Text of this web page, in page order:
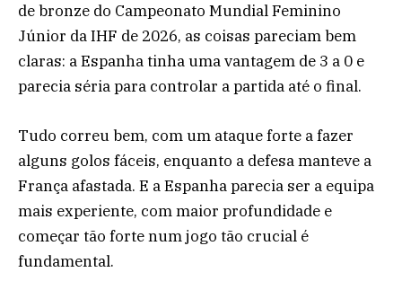
de bronze do Campeonato Mundial Feminino
Júnior da IHF de 2026, as coisas pareciam bem
claras: a Espanha tinha uma vantagem de 3 a 0 e
parecia séria para controlar a partida até o final.
Tudo correu bem, com um ataque forte a fazer
alguns golos fáceis, enquanto a defesa manteve a
França afastada. E a Espanha parecia ser a equipa
mais experiente, com maior profundidade e
começar tão forte num jogo tão crucial é
fundamental.